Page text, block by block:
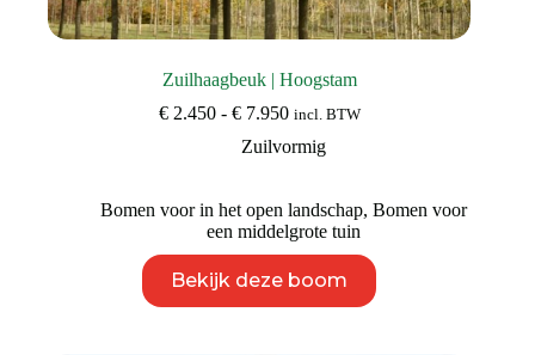
Zuilhaagbeuk | Hoogstam
€2.450 - €7.950Prijsklasse:
tot
incl. BTW
Zuilvormig
Bomen voor in het open landschap, Bomen voor
een middelgrote tuin
Bekijk deze boom
product
heeft